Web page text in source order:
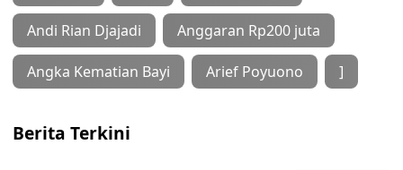
Andi Rian Djajadi Anggaran Rp200 juta
Angka Kematian Bayi Arief Poyuono ]
Berita Terkini